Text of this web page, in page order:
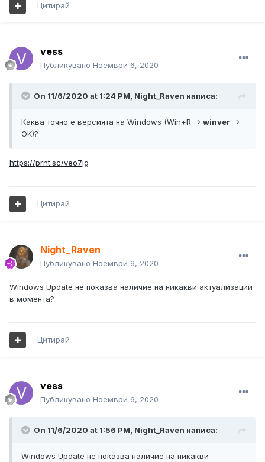
Цитирай
vess
Публикувано Ноември 6, 2020
On 11/6/2020 at 1:24 PM, Night_Raven написа:
Каква точно е версията на Windows (Win+R -> winver ->
OK)?
https://prnt.sc/veo7jg
Цитирай
Night_Raven
Публикувано Ноември 6, 2020
Windows Update не показва наличие на никакви актуализации
в момента?
Цитирай
vess
Публикувано Ноември 6, 2020
On 11/6/2020 at 1:56 PM, Night_Raven написа:
Windows Update не показва наличие на никакви